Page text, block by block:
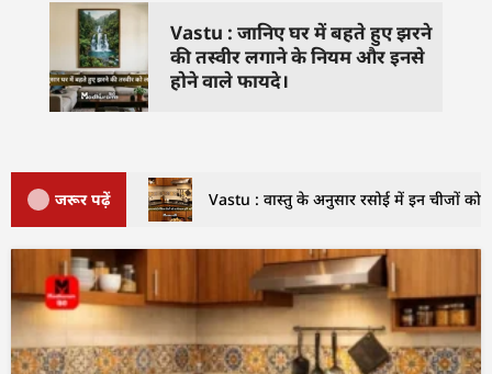
Vastu : जानिए घर में बहते हुए झरने
की तस्वीर लगाने के नियम और इनसे
होने वाले फायदे।
जरूर पढ़ें Vastu : वास्तु के अनुसार रसोई में इन चीजों को